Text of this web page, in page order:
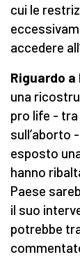
cui le
accedere
Riguardo
una
pro life - tra
sull’aborto
esposto
hanno
Paese
il suo
potrebbe